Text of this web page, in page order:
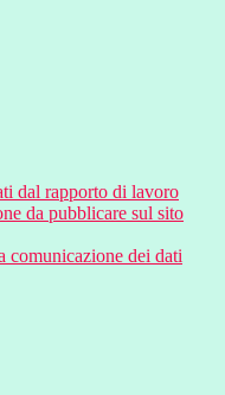
dal rapporto di lavoro
da pubblicare sul sito
comunicazione dei dati